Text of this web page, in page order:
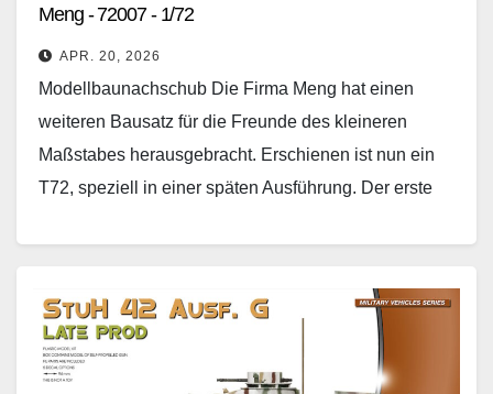
Meng - 72007 - 1/72
APR. 20, 2026
Modellbaunachschub Die Firma Meng hat einen
weiteren Bausatz für die Freunde des kleineren
Maßstabes herausgebracht. Erschienen ist nun ein
T72, speziell in einer späten Ausführung. Der erste